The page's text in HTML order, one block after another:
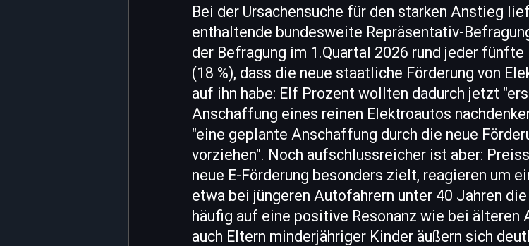
Bei der Ursachensuche für den starken Anstieg
enthaltende bundesweite Repräsentativ-
der Befragung im 1.Quartal 2026 rund jeder
(18 %), dass die neue staatliche Förderung von
auf ihn habe: Elf Prozent wollten dadurch jetzt
Anschaffung eines reinen Elektroautos
"eine geplante Anschaffung durch die neue
vorziehen". Noch aufschlussreicher ist aber:
neue E-Förderung besonders zielt, reagieren um
etwa bei jüngeren Autofahrern unter 40 Jahren
häufig auf eine positive Resonanz wie bei älteren
auch Eltern minderjähriger Kinder äußern sich